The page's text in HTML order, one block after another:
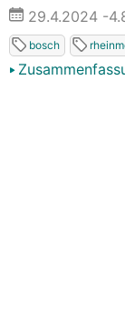
29.4.2024 -
bosch